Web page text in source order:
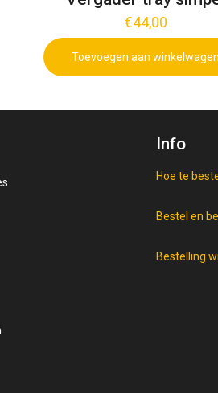
€44,00
Toevoegen aan winkelwagen
Info
Hoe te
Bestel en
Bestelling